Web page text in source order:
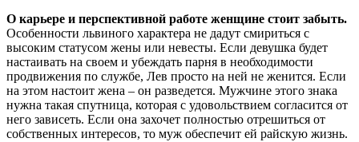
О карьере и перспективной работе женщине стоит забыть.
Особенности львиного характера не дадут смириться с
высоким статусом жены или невесты. Если девушка будет
настаивать на своем и убеждать парня в необходимости
продвижения по службе, Лев просто на ней не женится. Если
на этом настоит жена – он разведется. Мужчине этого знака
нужна такая спутница, которая с удовольствием согласится от
него зависеть. Если она захочет полностью отрешиться от
собственных интересов, то муж обеспечит ей райскую жизнь.